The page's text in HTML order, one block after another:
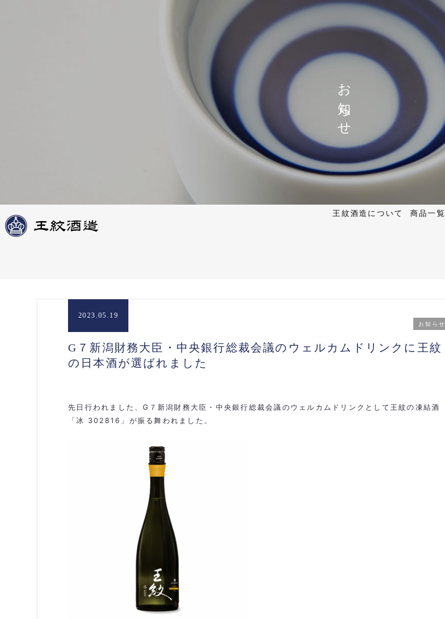
お知らせ
王紋酒造について 商品一覧
2023.05.19
お知らせ
G７新潟財務大臣・中央銀行総裁会議のウェルカムドリンクに王紋
の日本酒が選ばれました
先日行われました、G７新潟財務大臣・中央銀行総裁会議のウェルカムドリンクとして王紋の凍結酒
「冰 302816」が振る舞われました。